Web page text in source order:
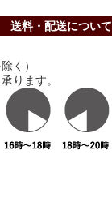
送料・配送について
く）
ります。